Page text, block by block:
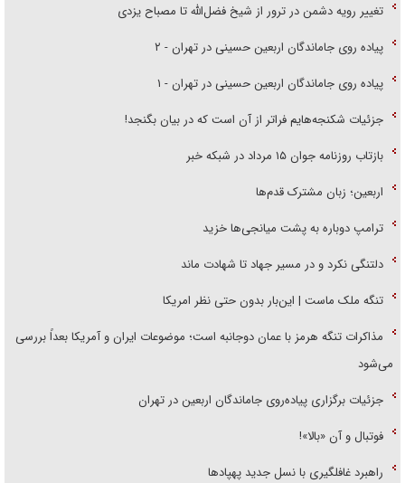
تغییر رویه دشمن در ترور از شیخ فضل‌الله تا مصباح یزدی
پیاده روی جاماندگان اربعین حسینی در تهران - ۲
پیاده روی جاماندگان اربعین حسینی در تهران - ۱
جزئیات شکنجه‌هایم فراتر از آن است که در بیان بگنجد!
بازتاب روزنامه جوان ۱۵ مرداد در شبکه خبر
اربعین؛ زبان مشترک قدم‌ها
ترامپ دوباره به پشت میانجی‌ها خزید
دلتنگی نکرد و در مسیر جهاد تا شهادت ماند
تنگه ملک ماست | این‌بار بدون حتی نظر امریکا
مذاکرات تنگه هرمز با عمان دوجانبه است؛ موضوعات ایران و آمریکا بعداً بررسی
می‌شود
جزئیات برگزاری پیاده‌روی جاماندگان اربعین در تهران
فوتبال و آن «بالا»!
راهبرد غافلگیری با نسل جدید پهپاد‌ها